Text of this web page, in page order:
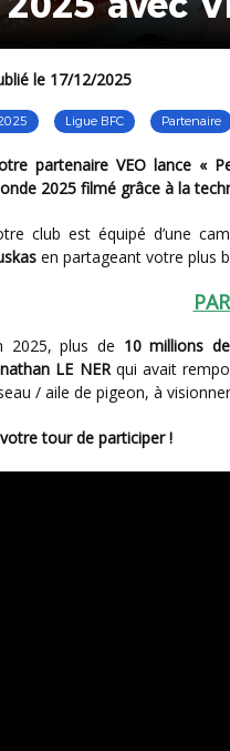
le 17/12/2025
Ligue BFC Partenaire
2025 filmé grâce à la
club est équipé d’une
en partageant votre plus
2025, plus de 10 millions
LE NERqui avait
/ aile de pigeon, à
votre tour de participer !